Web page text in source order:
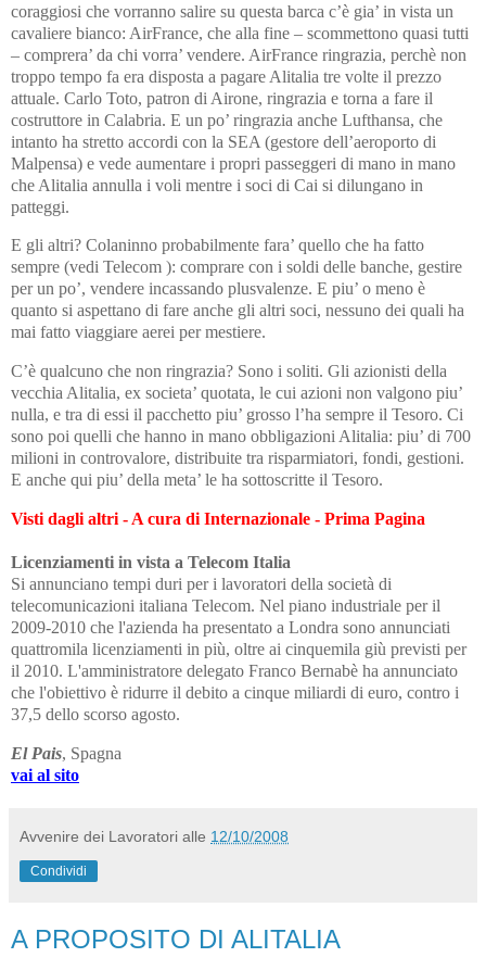
coraggiosi che vorranno salire su questa barca c’è gia’ in vista un
cavaliere bianco: AirFrance, che alla fine – scommettono quasi tutti
– comprera’ da chi vorra’ vendere. AirFrance ringrazia, perchè non
troppo tempo fa era disposta a pagare Alitalia tre volte il prezzo
attuale. Carlo Toto, patron di Airone, ringrazia e torna a fare il
costruttore in Calabria. E un po’ ringrazia anche Lufthansa, che
intanto ha stretto accordi con la SEA (gestore dell’aeroporto di
Malpensa) e vede aumentare i propri passeggeri di mano in mano
che Alitalia annulla i voli mentre i soci di Cai si dilungano in
patteggi.
E gli altri? Colaninno probabilmente fara’ quello che ha fatto
sempre (vedi Telecom ): comprare con i soldi delle banche, gestire
per un po’, vendere incassando plusvalenze. E piu’ o meno è
quanto si aspettano di fare anche gli altri soci, nessuno dei quali ha
mai fatto viaggiare aerei per mestiere.
C’è qualcuno che non ringrazia? Sono i soliti. Gli azionisti della
vecchia Alitalia, ex societa’ quotata, le cui azioni non valgono piu’
nulla, e tra di essi il pacchetto piu’ grosso l’ha sempre il Tesoro. Ci
sono poi quelli che hanno in mano obbligazioni Alitalia: piu’ di 700
milioni in controvalore, distribuite tra risparmiatori, fondi, gestioni.
E anche qui piu’ della meta’ le ha sottoscritte il Tesoro.
Visti dagli altri - A cura di Internazionale - Prima Pagina
Licenziamenti in vista a Telecom Italia
Si annunciano tempi duri per i lavoratori della società di
telecomunicazioni italiana Telecom. Nel piano industriale per il
2009-2010 che l'azienda ha presentato a Londra sono annunciati
quattromila licenziamenti in più, oltre ai cinquemila giù previsti per
il 2010. L'amministratore delegato Franco Bernabè ha annunciato
che l'obiettivo è ridurre il debito a cinque miliardi di euro, contro i
37,5 dello scorso agosto.
El Pais, Spagna
vai al sito
Avvenire dei Lavoratori alle 12/10/2008
Condividi
A PROPOSITO DI ALITALIA